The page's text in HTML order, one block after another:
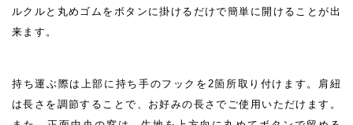
ルクルと丸めゴムをボタンに掛けるだけで簡単に開けることが出
来ます。
持ち運ぶ際は上部に持ち手のフックを2箇所取り付けます。肩紐
は長さを調節することで、お好みの長さでご使用いただけます。